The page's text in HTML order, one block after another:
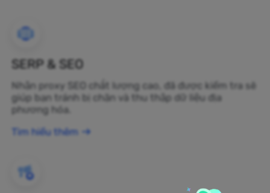
SERP & SEO
Nhận proxy SEO chất lượng cao, đã được kiểm tra sẽ
giúp bạn tránh bị chặn và thu thập dữ liệu địa
phương hóa.
Tìm hiểu thêm